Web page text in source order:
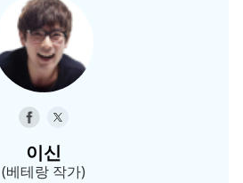
이신
(베테랑 작가)